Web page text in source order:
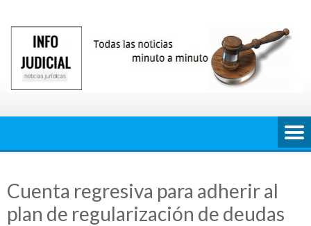
contenido
Cuenta regresiva para adherir al
plan de regularización de deudas